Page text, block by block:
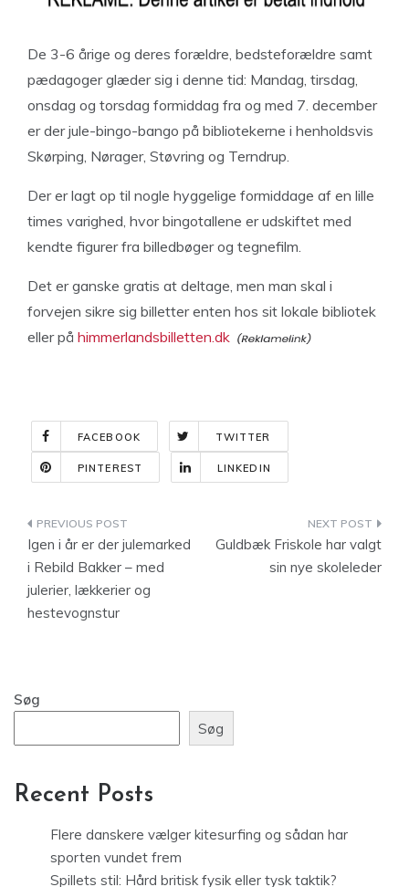
De 3-6 årige og deres forældre, bedsteforældre samt
pædagoger glæder sig i denne tid: Mandag, tirsdag,
onsdag og torsdag formiddag fra og med 7. december
er der jule-bingo-bango på bibliotekerne i henholdsvis
Skørping, Nørager, Støvring og Terndrup.
Der er lagt op til nogle hyggelige formiddage af en lille
times varighed, hvor bingotallene er udskiftet med
kendte figurer fra billedbøger og tegnefilm.
Det er ganske gratis at deltage, men man skal i
forvejen sikre sig billetter enten hos sit lokale bibliotek
eller på himmerlandsbilletten.dk
FACEBOOK TWITTER
PINTEREST LINKEDIN
Indlægsnavigation
Igen i år er der julemarked
i Rebild Bakker – med
julerier, lækkerier og
hestevognstur
Guldbæk Friskole har valgt
sin nye skoleleder
Søg
Søg
Recent Posts
Flere danskere vælger kitesurfing og sådan har
sporten vundet frem
Spillets stil: Hård britisk fysik eller tysk taktik?